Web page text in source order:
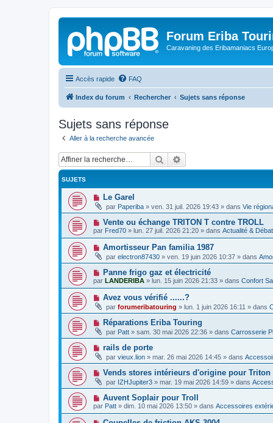
Forum Eriba
Caravaning des Eribamaniacs
Accès rapide FAQ
Index du forum Rechercher Sujets sans réponse
Sujets sans réponse
Aller à la recherche avancée
Rechercher
SUJETS
N
u
v
a
u
m
e
s
s
a
g
e
Le Garel
par Paperiba » ven. 31 juil. 2026 19:43 » dans Vie
N
o
u
e
a
u
m
e
s
a
g
e
Vente ou échange TRITON T contre TROLL
par Fred70 » lun. 27 juil. 2026 21:20 » dans Actualité &
N
u
v
e
a
u
m
e
s
s
a
g
e
Amortisseur Pan familia 1987
par electron87430 » ven. 19 juin 2026 10:37 » dans
N
o
u
e
a
u
m
e
s
a
g
e
Panne frigo gaz et électricité
par LANDERIBA » lun. 15 juin 2026 21:33 » dans Confort
N
u
v
e
a
u
m
e
s
s
g
e
Avez vous vérifié ......?
par forumeribatouring » lun. 1 juin 2026 16:11 » dans
N
u
e
a
u
m
e
s
a
g
e
Réparations Eriba Touring
par Patt » sam. 30 mai 2026 22:36 » dans Carrosserie
N
u
v
a
u
m
e
s
s
rails de porte
par vieux.lion » mar. 26 mai 2026 14:45 » dans
N
u
e
a
u
Vends stores intérieurs d'origine pour Triton
par IZHJupiter3 » mar. 19 mai 2026 14:59 » dans
N
o
u
Auvent Soplair pour Troll
par Patt » dim. 10 mai 2026 13:50 » dans Accessoires
N